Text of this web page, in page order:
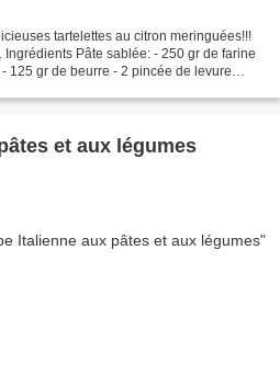
tartelettes au citron meringuées!!!
Pâte sablée: - 250 gr de farine
125 gr de beurre - 2 pincée de levure
et aux légumes